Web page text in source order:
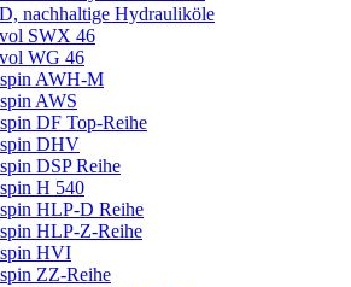
nachhaltige Hydrauliköle
SWX 46
WG 46
AWH-M
AWS
DF Top-Reihe
DHV
DSP Reihe
H 540
HLP-D Reihe
HLP-Z-Reihe
HVI
ZZ-Reihe